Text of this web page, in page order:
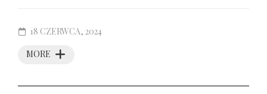
MORE
18 CZERWCA, 2024